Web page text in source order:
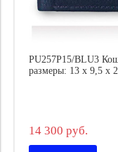
PU257P15/BLU3
размеры: 13 x 9,5 x
14 300 руб.